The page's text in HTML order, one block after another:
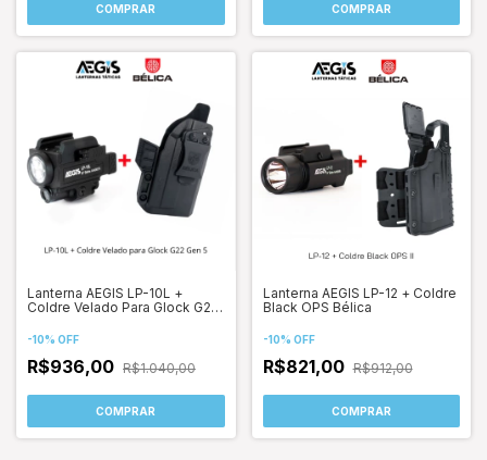
COMPRAR COMPRAR
Lanterna AEGIS LP-10L +
Coldre Velado Para Glock G22
-10% OFF
R$936,00 R$1.040,00
COMPRAR
Lanterna AEGIS LP-12 + Coldre
Black OPS Bélica
-10% OFF
R$821,00 R$912,00
COMPRAR